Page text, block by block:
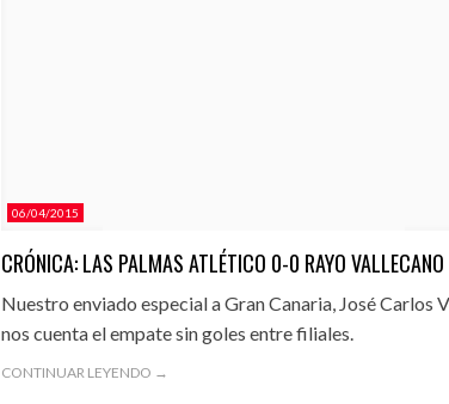
06/04/2015
CRÓNICA: LAS PALMAS ATLÉTICO 0-0 RAYO VALLECANO
Nuestro enviado especial a Gran Canaria, José Carlos
nos cuenta el empate sin goles entre filiales.
CONTINUAR LEYENDO →